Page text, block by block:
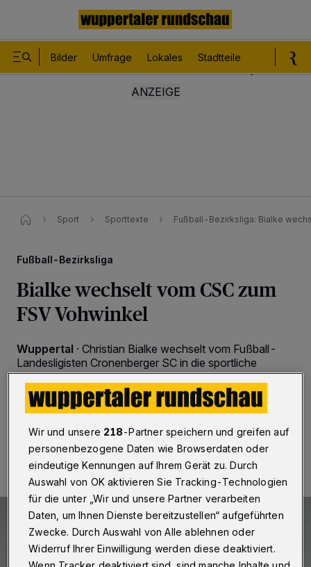
Bilder Umfrage Lokales Stadtteile
Sport Sporttexte Fußball-Bezirksliga: Bialke
Fußball-Bezirksliga
Bialke wechselt vom CSC zum
FSV Vohwinkel
Wuppertal · Christian Bialke wechselt vom Fußball-
Landesligisten Cronenberger SC in die sportliche
Leitung des Bezirksligisten FSV Vohwinkel.
13.02.2024 , 14:30 Uhr Eine Minute Lesezeit
Wir und unsere 218-Partner speichern und greifen auf
personenbezogene Daten wie Browserdaten oder
eindeutige Kennungen auf Ihrem Gerät zu. Durch
Auswahl von OK aktivieren Sie Tracking-Technologien
für die unter „Wir und unsere Partner verarbeiten
Daten, um Ihnen Dienste bereitzustellen“ aufgeführten
Zwecke. Durch Auswahl von Alle ablehnen oder
Widerruf Ihrer Einwilligung werden diese deaktiviert.